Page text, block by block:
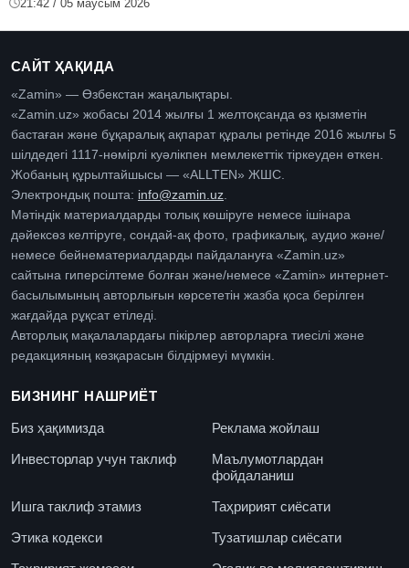
21:42 / 05 маусым 2026
САЙТ ҲАҚИДА
«Zamin» — Өзбекстан жаңалықтары.
«Zamin.uz» жобасы 2014 жылғы 1 желтоқсанда өз қызметін
бастаған және бұқаралық ақпарат құралы ретінде 2016 жылғы 5
шілдедегі 1117-нөмірлі куәлікпен мемлекеттік тіркеуден өткен.
Жобаның құрылтайшысы — «ALLTEN» ЖШС.
Электрондық пошта: info@zamin.uz
Мәтіндік материалдарды толық көшіруге немесе ішінара
дәйексөз келтіруге, сондай-ақ фото, графикалық, аудио және/
немесе бейнематериалдарды пайдалануға «Zamin.uz»
сайтына гиперсілтеме болған және/немесе «Zamin» интернет-
басылымының авторлығын көрсететін жазба қоса берілген
жағдайда рұқсат етіледі.
Авторлық мақалалардағы пікірлер авторларға тиесілі және
редакцияның көзқарасын білдірмеуі мүмкін.
БИЗНИНГ НАШРИЁТ
Биз ҳақимизда
Реклама жойлаш
Инвесторлар учун таклиф
Маълумотлардан
фойдаланиш
Ишга таклиф этамиз
Таҳририят сиёсати
Этика кодекси
Тузатишлар сиёсати